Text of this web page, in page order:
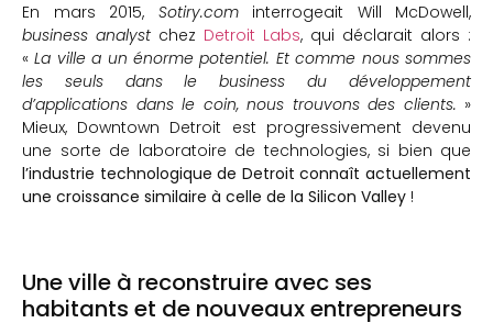
En mars 2015, Sotiry.cominterrogeait Will McDowell,
business analyst chez Detroit Labs, qui déclarait alors :
«La ville a un énorme potentiel. Et comme nous sommes
les seuls dans le business du développement
d’applications dans le coin, nous trouvons des clients. »
Mieux, Downtown Detroit est progressivement devenu
une sorte de laboratoire de technologies, si bien que
l’industrie technologique de Detroit connaît actuellement
une croissance similaire à celle de la Silicon Valley !
Une ville à reconstruire avec ses
habitants et de nouveaux entrepreneurs